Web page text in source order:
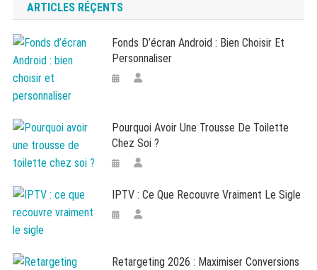
ARTICLES RÉÇENTS
Fonds D’écran Android : Bien Choisir Et
Personnaliser
Pourquoi Avoir Une Trousse De Toilette
Chez Soi ?
IPTV : Ce Que Recouvre Vraiment Le Sigle
Retargeting 2026 : Maximiser Conversions